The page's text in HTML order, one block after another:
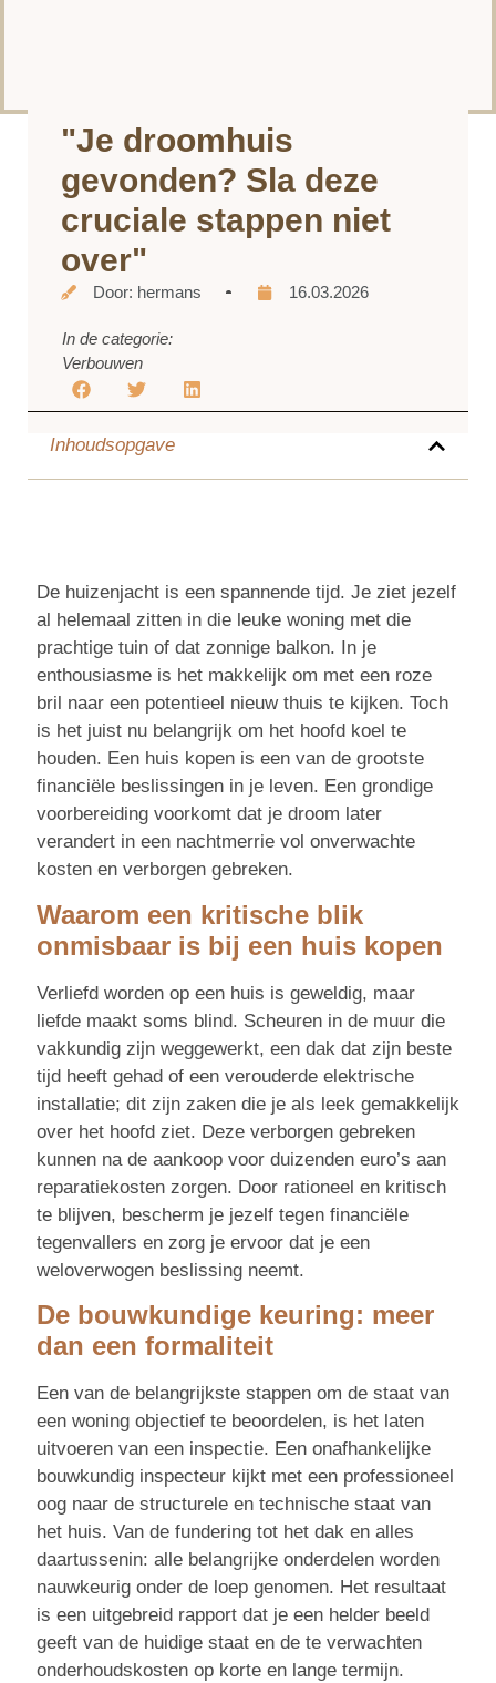
"Je droomhuis
gevonden? Sla deze
cruciale stappen niet
over"
Door: hermans 16.03.2026
In de categorie:
Verbouwen
Inhoudsopgave
De huizenjacht is een spannende tijd. Je ziet jezelf
al helemaal zitten in die leuke woning met die
prachtige tuin of dat zonnige balkon. In je
enthousiasme is het makkelijk om met een roze
bril naar een potentieel nieuw thuis te kijken. Toch
is het juist nu belangrijk om het hoofd koel te
houden. Een huis kopen is een van de grootste
financiële beslissingen in je leven. Een grondige
voorbereiding voorkomt dat je droom later
verandert in een nachtmerrie vol onverwachte
kosten en verborgen gebreken.
Waarom een kritische blik
onmisbaar is bij een huis kopen
Verliefd worden op een huis is geweldig, maar
liefde maakt soms blind. Scheuren in de muur die
vakkundig zijn weggewerkt, een dak dat zijn beste
tijd heeft gehad of een verouderde elektrische
installatie; dit zijn zaken die je als leek gemakkelijk
over het hoofd ziet. Deze verborgen gebreken
kunnen na de aankoop voor duizenden euro’s aan
reparatiekosten zorgen. Door rationeel en kritisch
te blijven, bescherm je jezelf tegen financiële
tegenvallers en zorg je ervoor dat je een
weloverwogen beslissing neemt.
De bouwkundige keuring: meer
dan een formaliteit
Een van de belangrijkste stappen om de staat van
een woning objectief te beoordelen, is het laten
uitvoeren van een inspectie. Een onafhankelijke
bouwkundig inspecteur kijkt met een professioneel
oog naar de structurele en technische staat van
het huis. Van de fundering tot het dak en alles
daartussenin: alle belangrijke onderdelen worden
nauwkeurig onder de loep genomen. Het resultaat
is een uitgebreid rapport dat je een helder beeld
geeft van de huidige staat en de te verwachten
onderhoudskosten op korte en lange termijn.